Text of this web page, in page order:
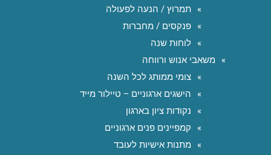
תמרוץ / הנעה לפעולה
פנקסים / מחברות
לוחות שנה
משאבי אנוש ורווחה
צומי ממותג לכל השנה
הישגים ארגוניים – טיילור מייד
נקודות ציון בארגון
קמפיינים פנים ארגוניים
מתנות אישיות לעובד